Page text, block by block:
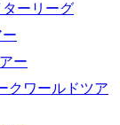
ターリーグ
ー
クワールドツア